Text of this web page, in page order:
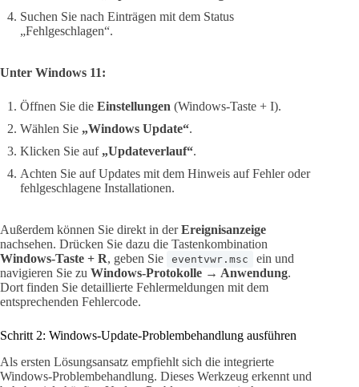
Suchen Sie nach Einträgen mit dem Status
„Fehlgeschlagen“.
Unter Windows 11:
Öffnen Sie die Einstellungen (Windows-Taste + I).
Wählen Sie „Windows Update“.
Klicken Sie auf „Updateverlauf“.
Achten Sie auf Updates mit dem Hinweis auf Fehler oder
fehlgeschlagene Installationen.
Außerdem können Sie direkt in derEreignisanzeige
nachsehen. Drücken Sie dazu die Tastenkombination
Windows-Taste + R, geben Sie eventvwr.msc
ein und
navigieren Sie zu Windows-Protokolle → Anwendung.
Dort finden Sie detaillierte Fehlermeldungen mit dem
entsprechenden Fehlercode.
Schritt 2: Windows-Update-Problembehandlung ausführen
Als ersten Lösungsansatz empfiehlt sich die integrierte
Windows-Problembehandlung. Dieses Werkzeug erkennt und